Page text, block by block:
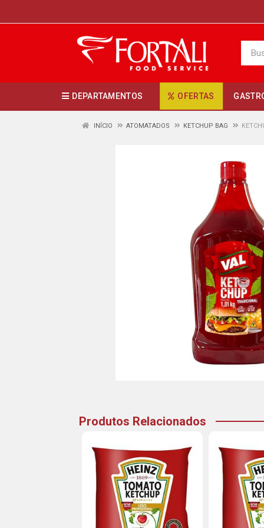
DEPARTAMENTOS OFERTAS
INÍCIO ATOMATADOS KETCHUP BAG
Produtos Relacionados